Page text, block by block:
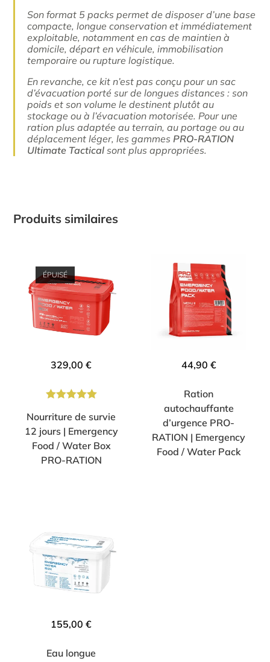
Son format 5 packs permet de disposer d’une base
compacte, longue conservation et immédiatement
exploitable, notamment en cas de maintien à
domicile, départ en véhicule, immobilisation
temporaire ou rupture logistique.
En revanche, ce kit n’est pas conçu pour un sac
d’évacuation porté sur de longues distances : son
poids et son volume le destinent plutôt au
stockage ou à l’évacuation motorisée. Pour une
ration plus adaptée au terrain, au portage ou au
déplacement léger, les gammes PRO-RATION
Ultimate Tactical sont plus appropriées.
Produits similaires
ÉPUISÉ
329,00€
sur 5
Nourriture de survie
12 jours | Emergency
Food / Water Box
PRO-RATION
44,90 €
Ration
autochauffante
d’urgence PRO-
RATION | Emergency
Food / Water Pack
155,00€
Eau longue